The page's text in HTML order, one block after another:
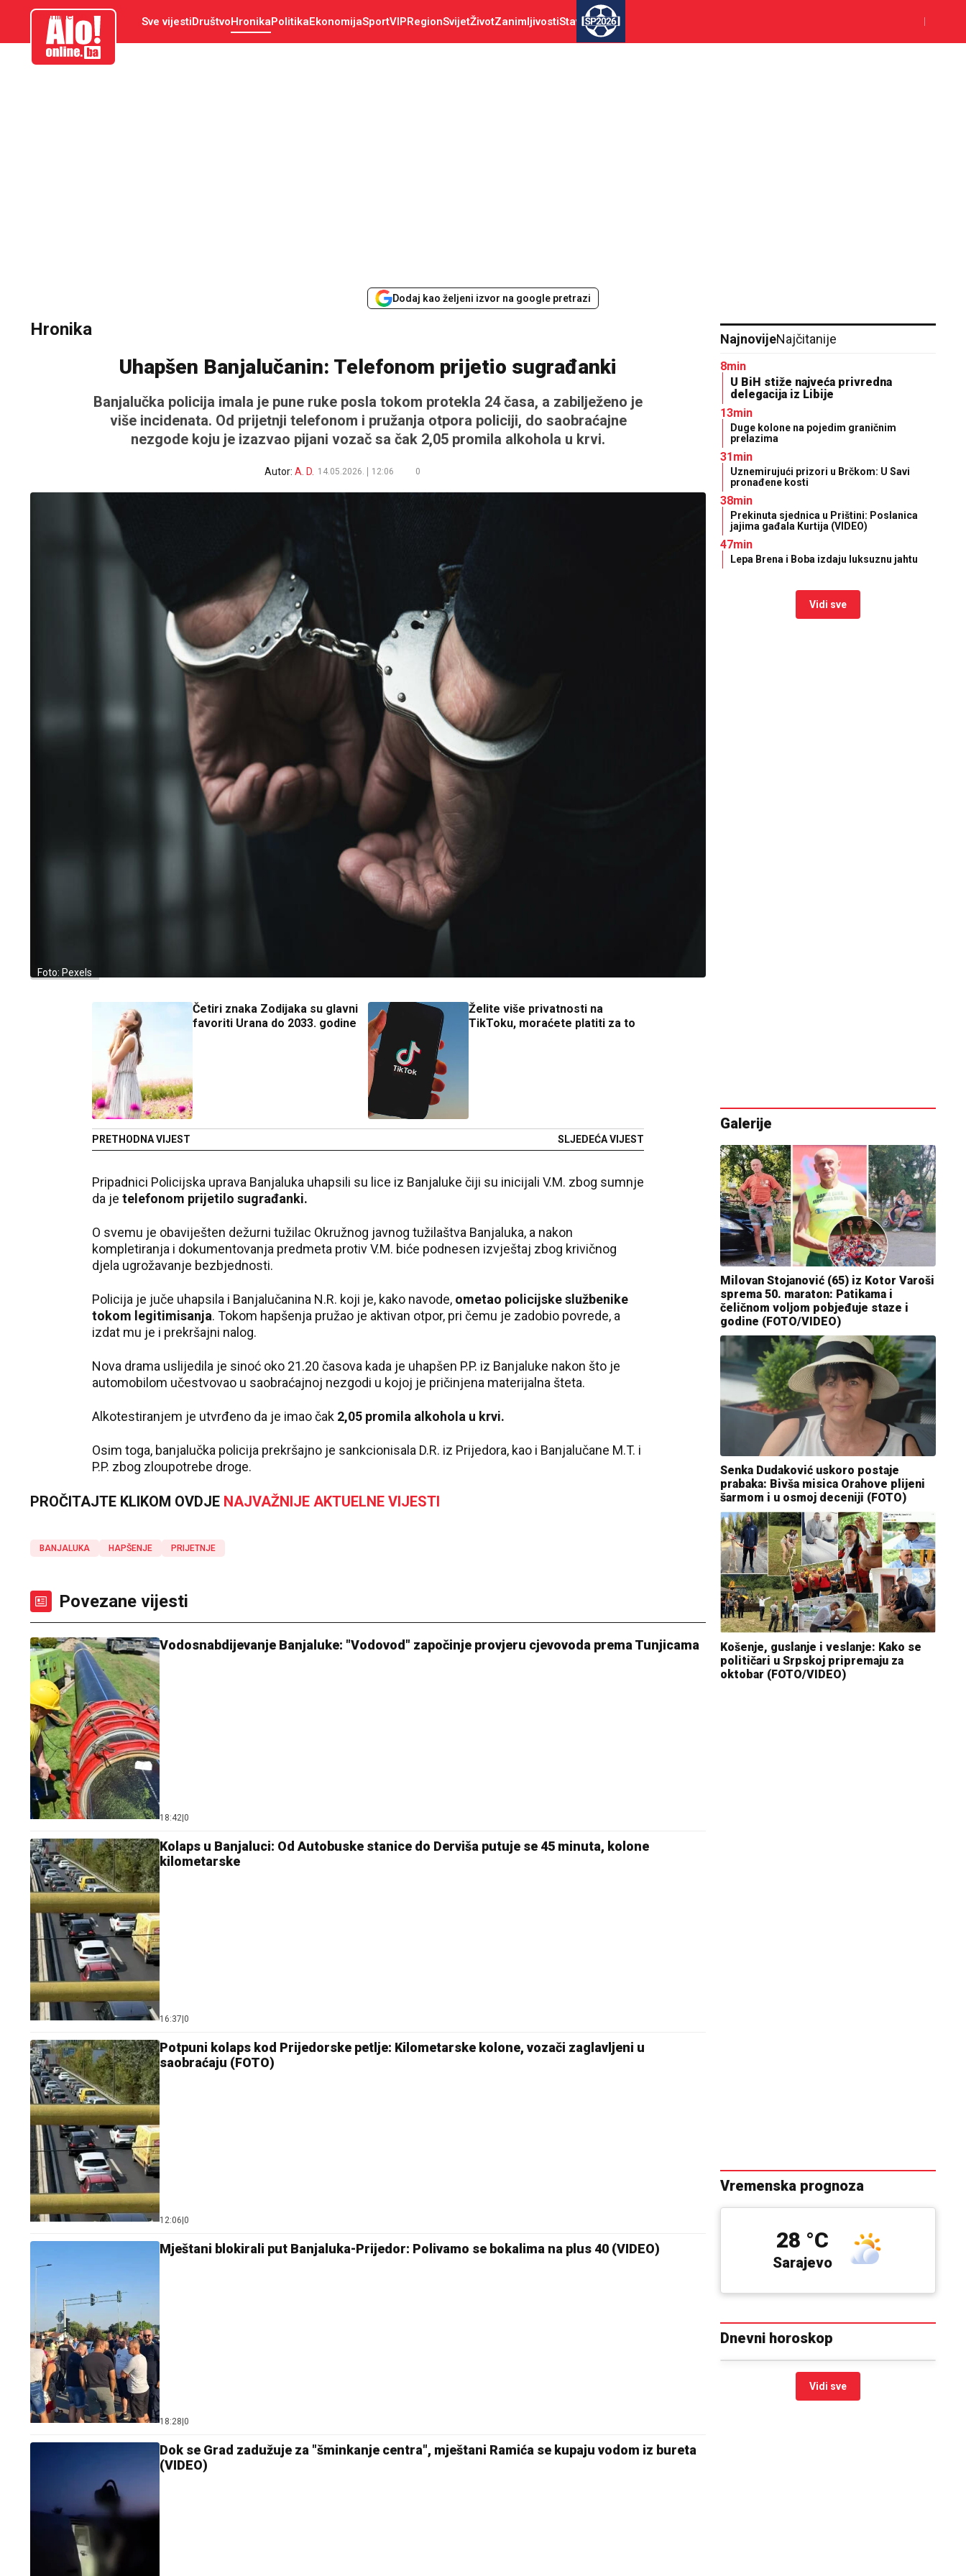
aloonline.ba Sve vijestiDruštvoHronikaPolitikaEkonomijaSportVIPRegionSvijetŽivotZanimljivostiStav SP2026
Dodaj kao željeni izvor na google pretrazi
Hronika
Uhapšen Banjalučanin: Telefonom prijetio sugrađanki
Banjalučka policija imala je pune ruke posla tokom protekla 24 časa, a zabilježeno je
više incidenata. Od prijetnji telefonom i pružanja otpora policiji, do saobraćajne
nezgode koju je izazvao pijani vozač sa čak 2,05 promila alkohola u krvi.
Autor: A. D. 14.05.2026. 12:06 0
Foto: Pexels
Četiri znaka Zodijaka su glavni
favoriti Urana do 2033. godine
PRETHODNA VIJEST
Želite više privatnosti na
TikToku, moraćete platiti za to
SLJEDEĆA VIJEST
Pripadnici Policijska uprava Banjaluka uhapsili su lice iz Banjaluke čiji su inicijali V.M. zbog sumnje
da je telefonom prijetilo sugrađanki.
O svemu je obaviješten dežurni tužilac Okružnog javnog tužilaštva Banjaluka, a nakon
kompletiranja i dokumentovanja predmeta protiv V.M. biće podnesen izvještaj zbog krivičnog
djela ugrožavanje bezbjednosti.
Policija je juče uhapsila i Banjalučanina N.R. koji je, kako navode, ometao policijske službenike
tokom legitimisanja. Tokom hapšenja pružao je aktivan otpor, pri čemu je zadobio povrede, a
izdat mu je i prekršajni nalog.
Nova drama uslijedila je sinoć oko 21.20 časova kada je uhapšen P.P. iz Banjaluke nakon što je
automobilom učestvovao u saobraćajnoj nezgodi u kojoj je pričinjena materijalna šteta.
Alkotestiranjem je utvrđeno da je imao čak 2,05 promila alkohola u krvi.
Osim toga, banjalučka policija prekršajno je sankcionisala D.R. iz Prijedora, kao i Banjalučane M.T. i
P.P. zbog zloupotrebe droge.
PROČITAJTE KLIKOM OVDJE NAJVAŽNIJE AKTUELNE VIJESTI
BANJALUKA HAPŠENJE PRIJETNJE
Povezane vijesti
Vodosnabdijevanje Banjaluke: "Vodovod" započinje provjeru cjevovoda prema Tunjicama
18:42 0
Kolaps u Banjaluci: Od Autobuske stanice do Derviša putuje se 45 minuta, kolone
kilometarske
16:37 0
Potpuni kolaps kod Prijedorske petlje: Kilometarske kolone, vozači zaglavljeni u
saobraćaju (FOTO)
12:06 0
Mještani blokirali put Banjaluka-Prijedor: Polivamo se bokalima na plus 40 (VIDEO)
18:28 0
Dok se Grad zadužuje za "šminkanje centra", mještani Ramića se kupaju vodom iz bureta
(VIDEO)
NajnovijeNajčitanije
8min
U BiH stiže najveća privredna
delegacija iz Libije
13min
Duge kolone na pojedim graničnim
prelazima
31min
Uznemirujući prizori u Brčkom: U Savi
pronađene kosti
38min
Prekinuta sjednica u Prištini: Poslanica
jajima gađala Kurtija (VIDEO)
47min
Lepa Brena i Boba izdaju luksuznu jahtu
Vidi sve
Galerije
Milovan Stojanović (65) iz Kotor Varoši
sprema 50. maraton: Patikama i
čeličnom voljom pobjeđuje staze i
godine (FOTO/VIDEO)
Senka Dudaković uskoro postaje
prabaka: Bivša misica Orahove plijeni
šarmom i u osmoj deceniji (FOTO)
Košenje, guslanje i veslanje: Kako se
političari u Srpskoj pripremaju za
oktobar (FOTO/VIDEO)
Vremenska prognoza
24 °C
Sarajevo
28 °C
Dnevni horoskop
Vidi sve